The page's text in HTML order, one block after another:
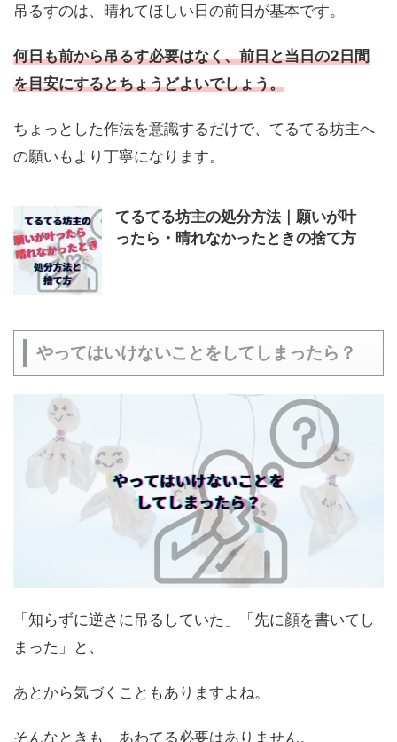
吊るすのは、晴れてほしい日の前日が基本です。
何日も前から吊るす必要はなく、前日と当日の2日間
を目安にするとちょうどよいでしょう。
ちょっとした作法を意識するだけで、てるてる坊主へ
の願いもより丁寧になります。
てるてる坊主の処分方法｜願いが叶
ったら・晴れなかったときの捨て方
やってはいけないことをしてしまったら？
「知らずに逆さに吊るしていた」「先に顔を書いてし
まった」と、
あとから気づくこともありますよね。
そんなときも、あわてる必要はありません。